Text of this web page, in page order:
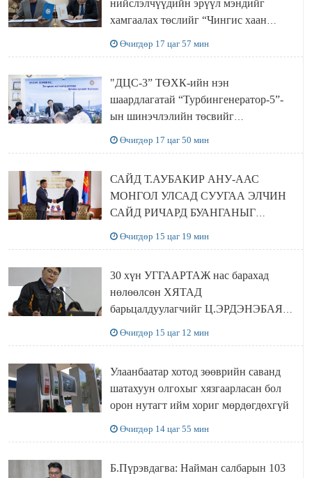
нийслэлчүүдийн эрүүл мэндийг
хамгаалах төслийг “Чингис хаан
баялгийн сан нэгдэл” ХХК-тай
хамтран хэрэгжүүлнэ
Өчигдөр 17 цаг 57 мин
"ДЦС-3” ТӨХК-ийн нэн
шаардлагатай “Турбингенератор-5”-
ын шинэчлэлийн төсвийг
шийдвэрлэхээр болов
Өчигдөр 17 цаг 50 мин
САЙД Т.АУБАКИР АНУ-ААС
МОНГОЛ УЛСАД СУУГАА ЭЛЧИН
САЙД РИЧАРД БУАНГАНЫГ
ХҮЛЭЭН АВЧ УУЛЗЛАА
Өчигдөр 15 цаг 19 мин
30 хүн УГГААРТАЖ нас барахад
нөлөөлсөн ХЯТАД
барьцалдуулагчийг Ц.ЭРДЭНЭБАЯР
захирал дахин худалдаж авахаар
болжээ
Өчигдөр 15 цаг 12 мин
Улаанбаатар хотод зөөврийн саванд
шатахуун олгохыг хязгаарласан бол
орон нутагт ийм хориг мөрдөгдөхгүй
Өчигдөр 14 цаг 55 мин
Б.Пүрэвдагва: Найман салбарын 103